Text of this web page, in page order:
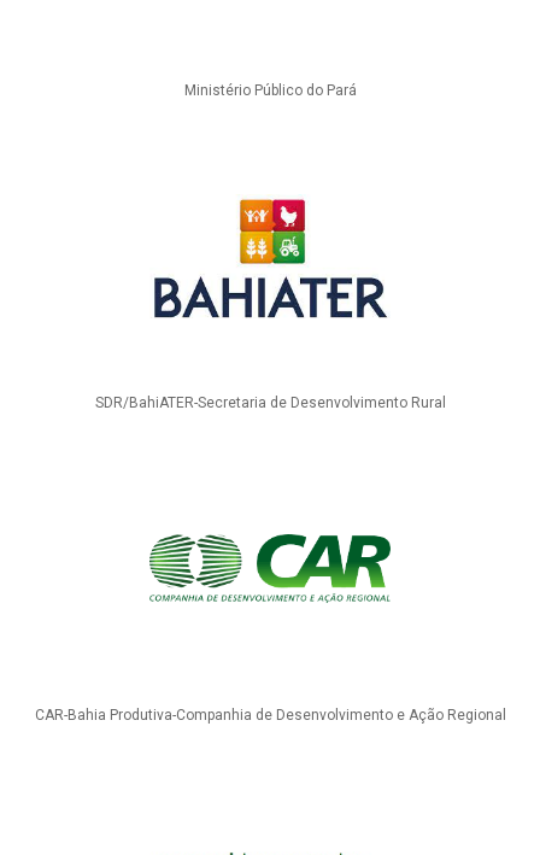
Ministério Público do Pará
SDR/BahiATER-Secretaria de Desenvolvimento Rural
CAR-Bahia Produtiva-Companhia de Desenvolvimento e Ação Regional